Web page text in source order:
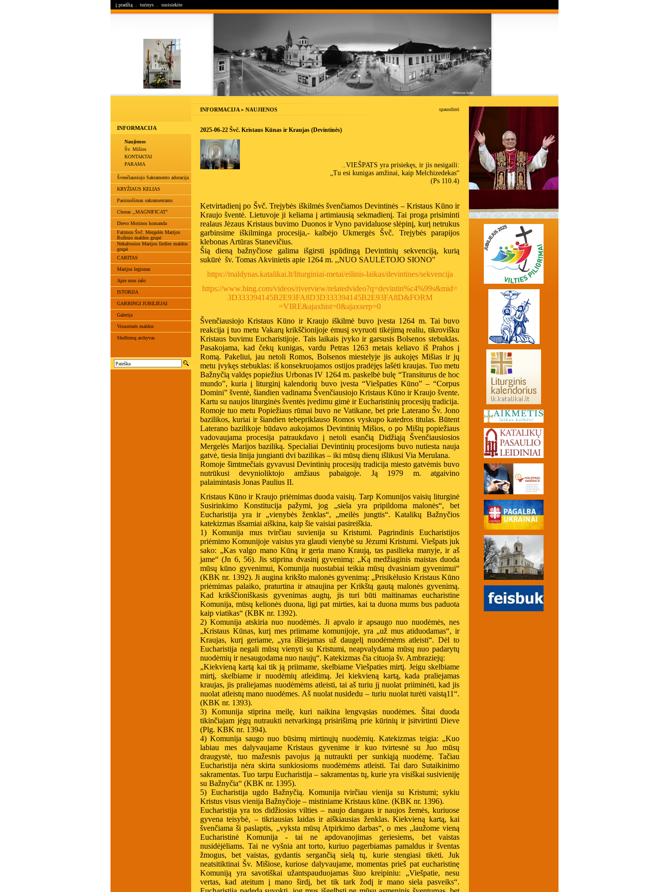
į pradžią turinys susisiekite
INFORMACIJA
Naujienos
Šv. Mišios
KONTAKTAI
PARAMA
Švenčiausiojo Sakramento adoracija
KRYŽIAUS KELIAS
Pasiruošimas sakramentams
Choras ,,MAGNIFICAT"
Dievo Motinos komanda
Fatimos Švč. Mergelės Marijos
Rožinio maldos grupė
Nekaltosios Marijos širdies maldos
grupė
CARITAS
Marijos legionas
Apie mus rašo
ISTORIJA
GARBINGI JUBILIEJAI
Galerija
Visuotinės maldos
Skelbimų archyvas
INFORMACIJA » NAUJIENOS spausdinti
2025-06-22 Švč. Kristaus Kūnas ir Kraujas (Devintinės)
..VIEŠPATS yra prisiekęs, ir jis nesigaili:
„Tu esi kunigas amžinai, kaip Melchizedekas“
(Ps 110.4)
Ketvirtadienį po Švč. Trejybės iškilmės švenčiamos Devintinės – Kristaus Kūno ir
Kraujo šventė. Lietuvoje ji keliama į artimiausią sekmadienį. Tai proga prisiminti
realaus Jėzaus Kristaus buvimo Duonos ir Vyno pavidaluose slėpinį, kurį netrukus
garbinsime iškilminga procesija,- kalbėjo Ukmergės Švč. Trejybės parapijos
klebonas Artūras Stanevičius.
Šią dieną bažnyčiose galima išgirsti įspūdingą Devintinių sekvenciją, kurią
sukūrė šv. Tomas Akvinietis apie 1264 m. ,,NUO SAULĖTOJO SIONO"
https://maldynas.katalikai.lt/liturginiai-metai/eilinis-laikas/devintines/sekvencija
https://www.bing.com/videos/riverview/relatedvideo?q=devintin%c4%99s&mid=
3D333394145B2E93FA8D3D333394145B2E93FA8D&FORM
=VIRE&ajaxhist=0&ajaxserp=0
Švenčiausiojo Kristaus Kūno ir Kraujo iškilmė buvo įvesta 1264 m. Tai buvo
reakcija į tuo metu Vakarų krikščionijoje ėmusį svyruoti tikėjimą realiu, tikrovišku
Kristaus buvimu Eucharistijoje. Tais laikais įvyko ir garsusis Bolsenos stebuklas.
Pasakojama, kad čekų kunigas, vardu Petras 1263 metais keliavo iš Prahos į
Romą. Pakeliui, jau netoli Romos, Bolsenos miestelyje jis aukojęs Mišias ir jų
metu įvykęs stebuklas: iš konsekruojamos ostijos pradėjęs lašėti kraujas. Tuo metu
Bažnyčią valdęs popiežius Urbonas IV 1264 m. paskelbė bulę “Transiturus de hoc
mundo”, kuria į liturginį kalendorių buvo įvesta “Viešpaties Kūno” – “Corpus
Domini” šventė, šiandien vadinama Švenčiausiojo Kristaus Kūno ir Kraujo švente.
Kartu su naujos liturginės šventės įvedimu gimė ir Eucharistinių procesijų tradicija.
Romoje tuo metu Popiežiaus rūmai buvo ne Vatikane, bet prie Laterano Šv. Jono
bazilikos, kuriai ir šiandien tebepriklauso Romos vyskupo katedros titulas. Būtent
Laterano bazilikoje būdavo aukojamos Devintinių Mišios, o po Mišių popiežiaus
vadovaujama procesija patraukdavo į netoli esančią Didžiąją Švenčiausiosios
Mergelės Marijos baziliką. Specialiai Devintinių procesijoms buvo nutiesta nauja
gatvė, tiesia linija jungianti dvi bazilikas – iki mūsų dienų išlikusi Via Merulana.
Romoje šimtmečiais gyvavusi Devintinių procesijų tradicija miesto gatvėmis buvo
nutrūkusi devynioliktojo amžiaus pabaigoje. Ją 1979 m. atgaivino
palaimintasis Jonas Paulius II.
Kristaus Kūno ir Kraujo priėmimas duoda vaisių. Tarp Komunijos vaisių liturginė
Susirinkimo Konstitucija pažymi, jog „siela yra pripildoma malonės“, bet
Eucharistija yra ir „vienybės ženklas“, „meilės jungtis“. Katalikų Bažnyčios
katekizmas išsamiai aiškina, kaip šie vaisiai pasireiškia.
1) Komunija mus tvirčiau suvienija su Kristumi. Pagrindinis Eucharistijos
priėmimo Komunijoje vaisius yra glaudi vienybė su Jėzumi Kristumi. Viešpats juk
sako: „Kas valgo mano Kūną ir geria mano Kraują, tas pasilieka manyje, ir aš
jame“ (Jn 6, 56). Jis stiprina dvasinį gyvenimą: „Ką medžiaginis maistas duoda
mūsų kūno gyvenimui, Komunija nuostabiai teikia mūsų dvasiniam gyvenimui“
(KBK nr. 1392). Ji augina krikšto malonės gyvenimą: „Prisikėlusio Kristaus Kūno
priėmimas palaiko, praturtina ir atnaujina per Krikštą gautą malonės gyvenimą.
Kad krikščioniškasis gyvenimas augtų, jis turi būti maitinamas eucharistine
Komunija, mūsų kelionės duona, ligi pat mirties, kai ta duona mums bus paduota
kaip viatikas“ (KBK nr. 1392).
2) Komunija atskiria nuo nuodėmės. Ji apvalo ir apsaugo nuo nuodėmės, nes
„Kristaus Kūnas, kurį mes priimame komunijoje, yra „už mus atiduodamas“, ir
Kraujas, kurį geriame, „yra išliejamas už daugelį nuodėmėms atleisti“. Dėl to
Eucharistija negali mūsų vienyti su Kristumi, neapvalydama mūsų nuo padarytų
nuodėmių ir nesaugodama nuo naujų“. Katekizmas čia cituoja šv. Ambraziejų:
„Kiekvieną kartą kai tik ją priimame, skelbiame Viešpaties mirtį. Jeigu skelbiame
mirtį, skelbiame ir nuodėmių atleidimą. Jei kiekvieną kartą, kada praliejamas
kraujas, jis praliejamas nuodėmėms atleisti, tai aš turiu jį nuolat priiminėti, kad jis
nuolat atleistų mano nuodėmes. Aš nuolat nusidedu – turiu nuolat turėti vaistą11“.
(KBK nr. 1393).
3) Komunija stiprina meilę, kuri naikina lengvąsias nuodėmes. Šitai duoda
tikinčiajam jėgų nutraukti netvarkingą prisirišimą prie kūrinių ir įsitvirtinti Dieve
(Plg. KBK nr. 1394).
4) Komunija saugo nuo būsimų mirtinųjų nuodėmių. Katekizmas teigia: „Kuo
labiau mes dalyvaujame Kristaus gyvenime ir kuo tvirtesnė su Juo mūsų
draugystė, tuo mažesnis pavojus ją nutraukti per sunkiąją nuodėmę. Tačiau
Eucharistija nėra skirta sunkiosioms nuodėmėms atleisti. Tai daro Sutaikinimo
sakramentas. Tuo tarpu Eucharistija – sakramentas tų, kurie yra visiškai susivieniję
su Bažnyčia“ (KBK nr. 1395).
5) Eucharistija ugdo Bažnyčią. Komunija tvirčiau vienija su Kristumi; sykiu
Kristus visus vienija Bažnyčioje – mistiniame Kristaus kūne. (KBK nr. 1396).
Eucharistija yra tos didžiosios vilties – naujo dangaus ir naujos žemės, kuriuose
gyvena teisybė, – tikriausias laidas ir aiškiausias ženklas. Kiekvieną kartą, kai
švenčiama ši paslaptis, „vyksta mūsų Atpirkimo darbas“, o mes „laužome vieną
Eucharistinė Komunija - tai ne apdovanojimas geriesiems, bet vaistas
nusidėjėliams. Tai ne vyšnia ant torto, kuriuo pagerbiamas pamaldus ir šventas
žmogus, bet vaistas, gydantis sergančią sielą tų, kurie stengiasi tikėti. Juk
neatsitiktinai Šv. Mišiose, kuriose dalyvaujame, momentas prieš pat eucharistinę
Komuniją yra savotiškai užantspauduojamas šiuo kreipiniu: „Viešpatie, nesu
vertas, kad ateitum į mano širdį, bet tik tark žodį ir mano siela pasveiks“.